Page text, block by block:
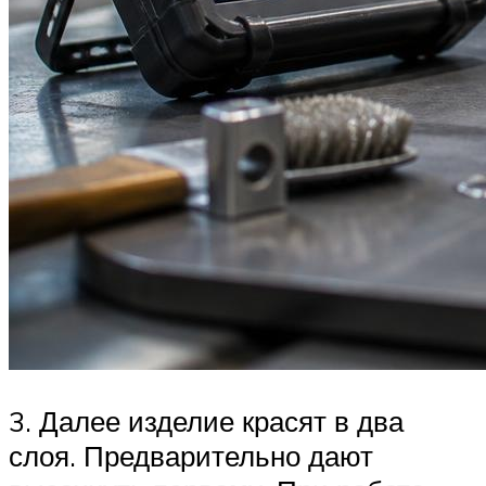
3. Далее изделие красят в два
слоя. Предварительно дают